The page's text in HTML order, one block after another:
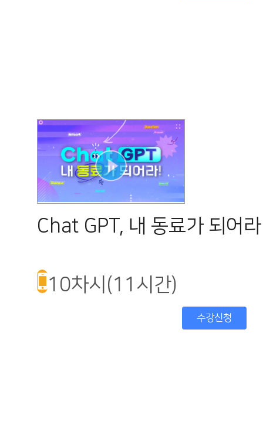
Chat GPT, 내 동료가 되어
10차시(11시간)
수강신청